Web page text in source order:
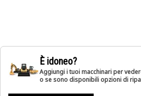
È idoneo?
Aggiungi i tuoi macchinari per
o se sono disponibili opzioni di